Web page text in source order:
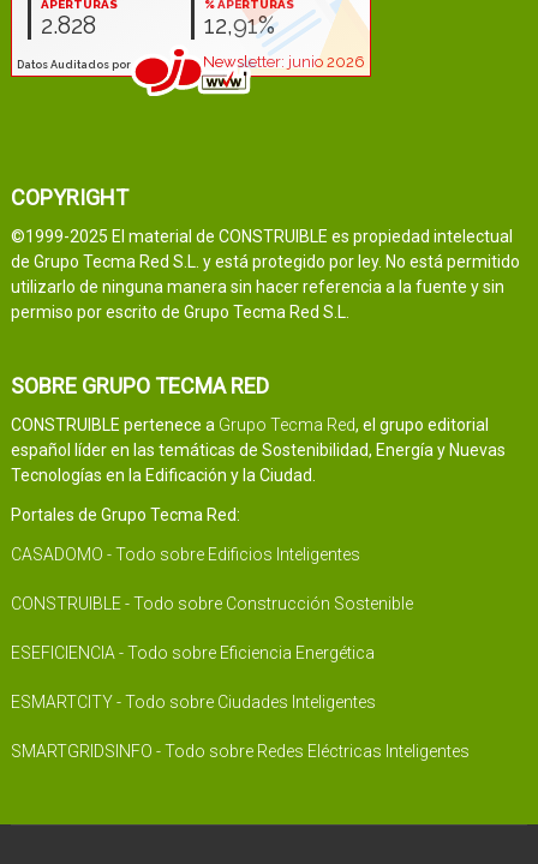
COPYRIGHT
©1999-2025 El material de CONSTRUIBLE es propiedad intelectual
de Grupo Tecma Red S.L. y está protegido por ley. No está permitido
utilizarlo de ninguna manera sin hacer referencia a la fuente y sin
permiso por escrito de Grupo Tecma Red S.L.
SOBRE GRUPO TECMA RED
CONSTRUIBLE pertenece a Grupo Tecma Red, el grupo editorial
español líder en las temáticas de Sostenibilidad, Energía y Nuevas
Tecnologías en la Edificación y la Ciudad.
Portales de Grupo Tecma Red:
CASADOMO - Todo sobre Edificios Inteligentes
CONSTRUIBLE - Todo sobre Construcción Sostenible
ESEFICIENCIA - Todo sobre Eficiencia Energética
ESMARTCITY - Todo sobre Ciudades Inteligentes
SMARTGRIDSINFO - Todo sobre Redes Eléctricas Inteligentes